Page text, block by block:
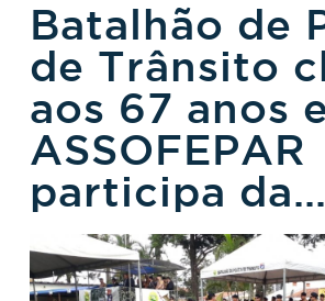
Batalhão de
de Trânsito
aos 67 anos
ASSOFEPAR
participa da
solenidade